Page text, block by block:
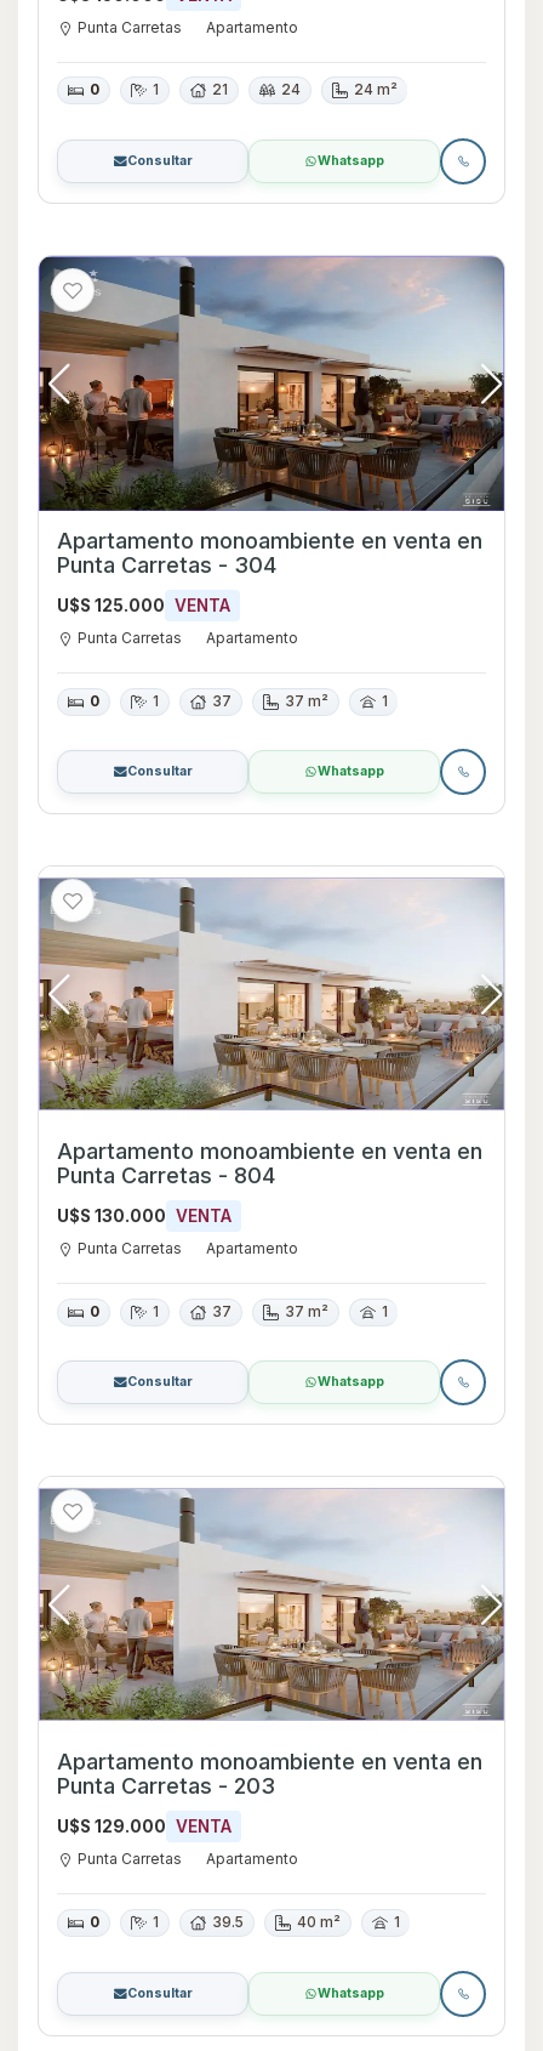
Punta Carretas Apartamento
0 1 21 24 24 m²
Consultar Whatsapp
Apartamento monoambiente en venta en
Punta Carretas - 304
U$S 125.000 VENTA
Punta Carretas Apartamento
0 1 37 37 m² 1
Consultar Whatsapp
Apartamento monoambiente en venta en
Punta Carretas - 804
U$S 130.000 VENTA
Punta Carretas Apartamento
0 1 37 37 m² 1
Consultar Whatsapp
Apartamento monoambiente en venta en
Punta Carretas - 203
U$S 129.000 VENTA
Punta Carretas Apartamento
0 1 39.5 40 m² 1
Consultar Whatsapp